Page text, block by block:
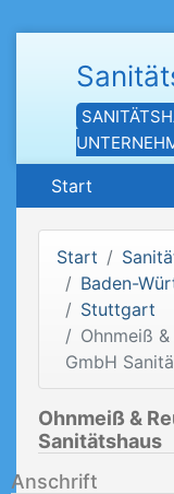
Start
Start
Baden-
Stuttgart
Ohnmeiß
GmbH
Ohnmeiß &
Sanitätshaus
Anschrift